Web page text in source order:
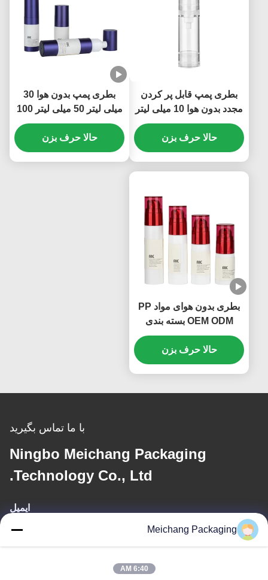
بطری پمپ قابل پر کردن
مجدد بدون هوا 10 میلی لیتر
5 میلی لیتر شفاف برند
OEM (MC-229)
حالا حرف بزن
بطری پمپ بدون هوا 30
میلی لیتر 50 میلی لیتر 100
میلی لیتر لوگو سفارشی
ساخت ضد نشت (MC-233)
حالا حرف بزن
بطری بدون هوای مواد PP
OEM ODM بسته بندی
لوازم آرایشی 20 میلی لیتر
214)
حالا حرف بزن
با ما تماس بگیرید
Ningbo Meichang Packaging
Technology Co., Ltd.
ایمیل
meichang1@mcpackaging.cn
Meichang Packaging
6:40 AM